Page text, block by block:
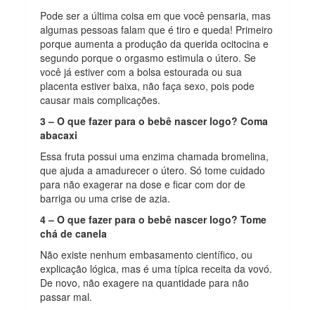
Pode ser a última coisa em que você pensaria, mas
algumas pessoas falam que é tiro e queda! Primeiro
porque aumenta a produção da querida ocitocina e
segundo porque o orgasmo estimula o útero. Se
você já estiver com a bolsa estourada ou sua
placenta estiver baixa, não faça sexo, pois pode
causar mais complicações.
3 – O que fazer para o bebê nascer logo? Coma
abacaxi
Essa fruta possui uma enzima chamada bromelina,
que ajuda a amadurecer o útero. Só tome cuidado
para não exagerar na dose e ficar com dor de
barriga ou uma crise de azia.
4 – O que fazer para o bebê nascer logo? Tome
chá de canela
Não existe nenhum embasamento científico, ou
explicação lógica, mas é uma típica receita da vovó.
De novo, não exagere na quantidade para não
passar mal.